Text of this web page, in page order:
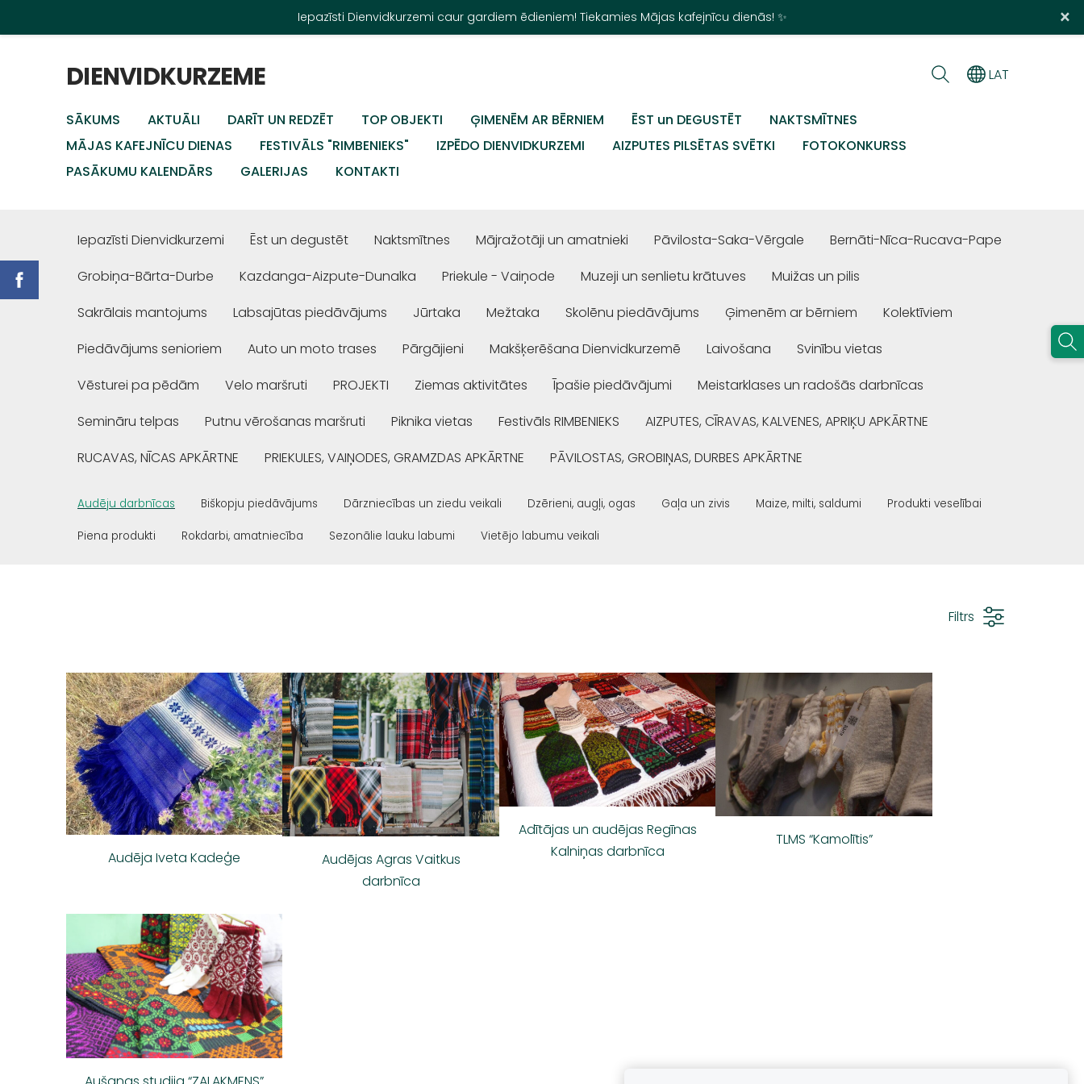
Iepazīsti Dienvidkurzemi caur gardiem ēdieniem! Tiekamies Mājas kafejnīcu dienās! ✨ ×
DIENVIDKURZEME
SĀKUMS AKTUĀLI DARĪT UN REDZĒT TOP OBJEKTI ĢIMENĒM AR BĒRNIEM ĒST un DEGUSTĒT
NAKTSMĪTNES
MĀJAS KAFEJNĪCU DIENAS
FESTIVĀLS "RIMBENIEKS" IZPĒDO DIENVIDKURZEMI AIZPUTES PILSĒTAS SVĒTKI
FOTOKONKURSS
PASĀKUMU KALENDĀRS
GALERIJAS KONTAKTI
LAT
Iepazīsti Dienvidkurzemi Ēst un degustēt Naktsmītnes Mājražotāji un amatnieki Pāvilosta-Saka-Vērgale
Bernāti-Nīca-Rucava-Pape
Grobiņa-Bārta-Durbe
Kazdanga-Aizpute-Dunalka Priekule - Vaiņode Muzeji un senlietu krātuves
Muižas un pilis
Sakrālais mantojums
Labsajūtas piedāvājums Jūrtaka Mežtaka Skolēnu piedāvājums Ģimenēm ar bērniem
Kolektīviem
Piedāvājums senioriem
Auto un moto trases Pārgājieni Makšķerēšana Dienvidkurzemē Laivošana
Svinību vietas
Vēsturei pa pēdām
Velo maršruti PROJEKTI Ziemas aktivitātes Īpašie piedāvājumi
Meistarklases un radošās darbnīcas
Semināru telpas
Putnu vērošanas maršruti Piknika vietas Festivāls RIMBENIEKS
AIZPUTES, CĪRAVAS, KALVENES, APRIĶU APKĀRTNE
RUCAVAS, NĪCAS APKĀRTNE
PRIEKULES, VAIŅODES, GRAMZDAS APKĀRTNE PĀVILOSTAS, GROBIŅAS, DURBES APKĀRTNE
Audēju darbnīcas Biškopju piedāvājums Dārzniecības un ziedu veikali Dzērieni, augļi, ogas Gaļa un zivis Maize, milti, saldumi Produkti veselībai
Piena produkti Rokdarbi, amatniecība Sezonālie lauku labumi Vietējo labumu veikali
Filtrs
Audēja Iveta Kadeģe
Audējas Agras Vaitkus
darbnīca
Adītājas un audējas Regīnas
Kalniņas darbnīca
TLMS “Kamolītis”